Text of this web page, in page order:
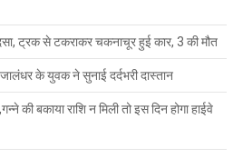
ट्रक से टकराकर चकनाचूर हुई कार, 3 की मौत
के युवक ने सुनाई दर्दभरी दास्तान
की बकाया राशि न मिली तो इस दिन होगा हाईवे